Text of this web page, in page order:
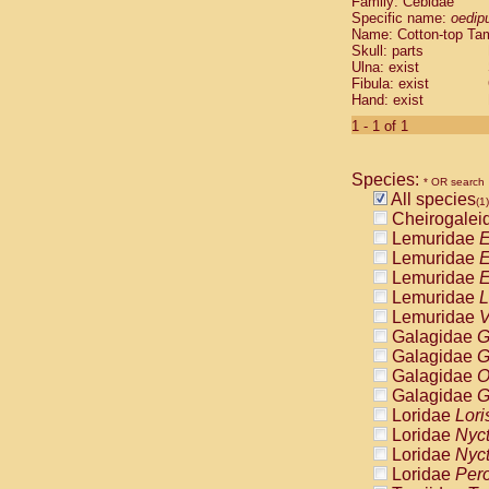
Cebidae
Cebidae
Cebidae
Cebidae
Cebidae
Cebidae
Cebidae
Cebidae
Cebidae
Cebidae
Cebidae
Cebidae
Atelidae
Atelidae
Atelidae
Atelidae
Atelidae
Atelidae
Atelidae
Atelidae
Atelidae
Atelidae
Pitheciidae
Specific name:
Name: Cotton-top
Skull: parts
Ulna: exist
Fibula: exist
Hand: exist
1 - 1 of 1
Species: * OR search
All species(1)
Lemuridae
Lemuridae
Lemuridae
Lemuridae
Lemuridae
Galagidae
Galagidae
Galagidae
Galagidae
Loridae
Loridae
Loridae
Loridae